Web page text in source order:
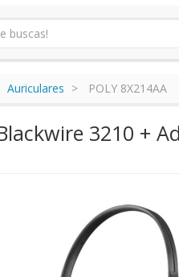
Auriculares POLY 8X214AA
3210 +